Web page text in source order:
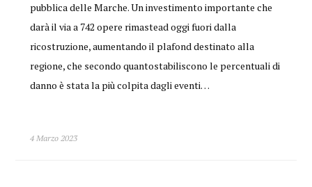
pubblica delle Marche. Un investimento importante che
darà il via a 742 opere rimastead oggi fuori dalla
ricostruzione, aumentando il plafond destinato alla
regione, che secondo quantostabiliscono le percentuali di
danno è stata la più colpita dagli eventi…
4 Marzo 2023